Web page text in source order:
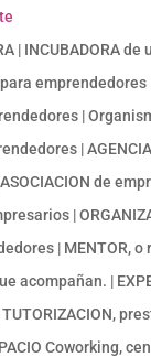
| INCUBADORA
para
|
|
de
|
| MENTOR,
acompañan. |
TUTORIZACION,
Coworking,